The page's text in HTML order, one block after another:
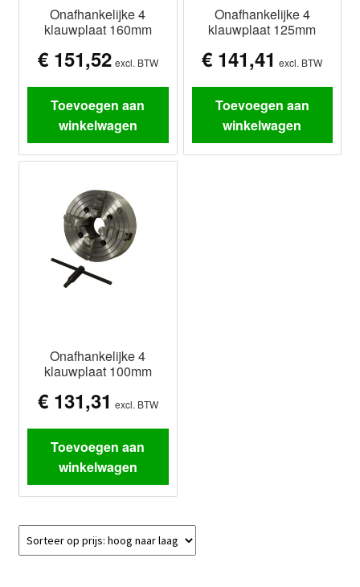
Onafhankelijke 4
klauwplaat 160mm
€151,52 excl. BTW
Toevoegen aan
winkelwagen
Onafhankelijke 4
klauwplaat 125mm
€ 141,41 excl. BTW
Toevoegen aan
winkelwagen
Onafhankelijke 4
klauwplaat 100mm
€131,31 excl. BTW
Toevoegen aan
winkelwagen